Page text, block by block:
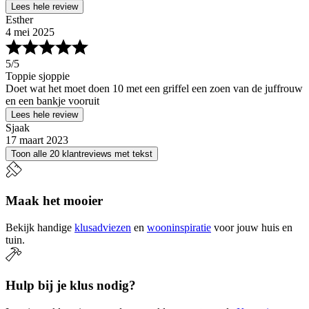
Lees hele review
Esther
4 mei 2025
5/5
Toppie sjoppie
Doet wat het moet doen 10 met een griffel een zoen van de juffrouw
en een bankje vooruit
Lees hele review
Sjaak
17 maart 2023
Toon alle 20 klantreviews met tekst
Maak het mooier
Bekijk handige klusadviezen en wooninspiratie voor jouw huis en
tuin.
Hulp bij je klus nodig?